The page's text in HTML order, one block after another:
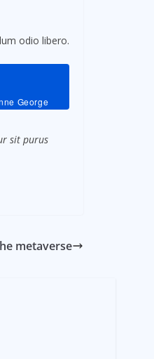
odio libero.
George
sit purus
metaverse